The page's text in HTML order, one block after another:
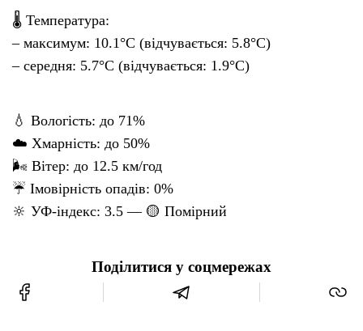
🌡 Температура:
– максимум: 10.1°C (відчувається: 5.8°C)
– середня: 5.7°C (відчувається: 1.9°C)
💧 Вологість: до 71%
☁️ Хмарність: до 50%
🌬 Вітер: до 12.5 км/год
☔ Імовірність опадів: 0%
🔆 УФ-індекс: 3.5 — 🟡 Помірний
Поділитися у соцмережах